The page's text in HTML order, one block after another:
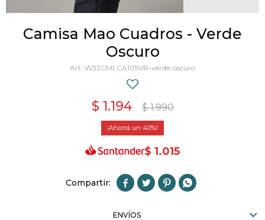
Camisa Mao Cuadros - Verde
Oscuro
W32CMLCA105VR-verde-oscuro
$ 1.194 $ 1.990
40
$ 1.015
   
ENVÍOS